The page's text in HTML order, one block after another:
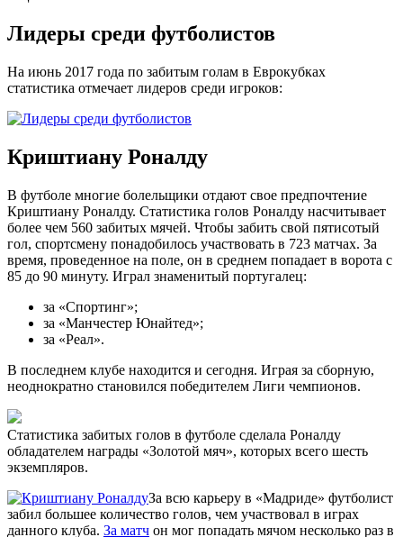
Лидеры среди футболистов
На июнь 2017 года по забитым голам в Еврокубках
статистика отмечает лидеров среди игроков:
Криштиану Роналду
В футболе многие болельщики отдают свое предпочтение
Криштиану Роналду. Статистика голов Роналду насчитывает
более чем 560 забитых мячей. Чтобы забить свой пятисотый
гол, спортсмену понадобилось участвовать в 723 матчах. За
время, проведенное на поле, он в среднем попадает в ворота с
85 до 90 минуту. Играл знаменитый португалец:
за «Спортинг»;
за «Манчестер Юнайтед»;
за «Реал».
В последнем клубе находится и сегодня. Играя за сборную,
неоднократно становился победителем Лиги чемпионов.
Статистика забитых голов в футболе сделала Роналду
обладателем награды «Золотой мяч», которых всего шесть
экземпляров.
За всю карьеру в «Мадриде» футболист
забил большее количество голов, чем участвовал в играх
данного клуба. За матч он мог попадать мячом несколько раз в